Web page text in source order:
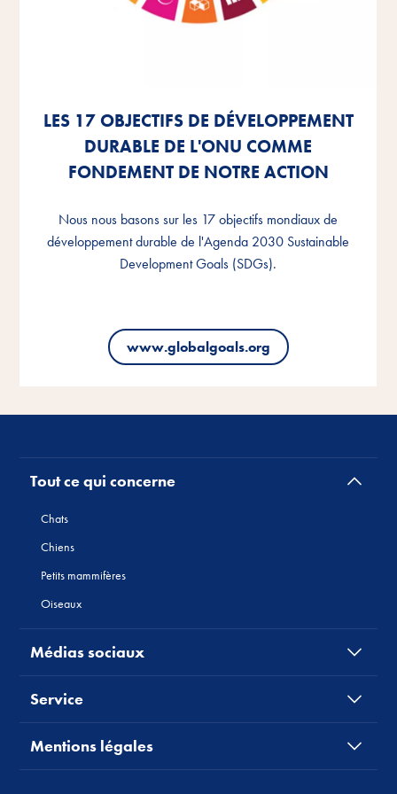
LES 17 OBJECTIFS DE DÉVELOPPEMENT
DURABLE DE L'ONU COMME
FONDEMENT DE NOTRE ACTION
Nous nous basons sur les 17 objectifs mondiaux de
développement durable de l'Agenda 2030 Sustainable
Development Goals (SDGs).
www.globalgoals.org
LES 17 OBJECTIFS DE DÉVELOPPEMENT
DURABLE DE L'ONU COMME
FONDEMENT DE NOTRE ACTION
Nous nous basons sur les 17 objectifs mondiaux de
développement durable de l'Agenda 2030 Sustainable
Development Goals (SDGs).
www.globalgoals.org
LES 17 OBJECTIFS DE DÉVELOPPEMENT
DURABLE DE L'ONU COMME
FONDEMENT DE NOTRE ACTION
Nous nous basons sur les 17 objectifs mondiaux de
développement durable de l'Agenda 2030 Sustainable
Development Goals (SDGs).
www.globalgoals.org
Tout ce qui concerne
Chats
Chiens
Petits mammifères
Oiseaux
Médias sociaux
Service
Mentions légales